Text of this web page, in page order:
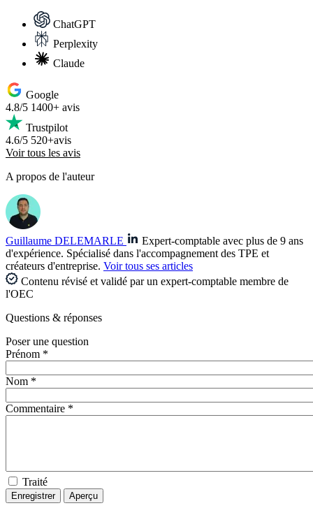
ChatGPT
Perplexity
Claude
Google
4.8/5 1400+ avis
Trustpilot
4.6/5 520+avis
Voir tous les avis
A propos de l'auteur
Guillaume DELEMARLE
Expert-comptable avec plus de 9 ans
d'expérience. Spécialisé dans l'accompagnement des TPE et
créateurs d'entreprise. Voir tous ses articles
Contenu révisé et validé par un expert-comptable membre de
l'OEC
Questions & réponses
Poser une question
Prénom *
Nom *
Commentaire *
Traité